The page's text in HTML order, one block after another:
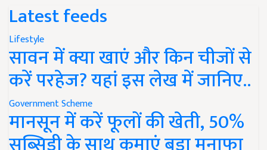
Latest feeds
Lifestyle
सावन में क्या खाएं और किन चीजों से
करें परहेज? यहां इस लेख में जानिए..
Government Scheme
मानसून में करें फूलों की खेती, 50%